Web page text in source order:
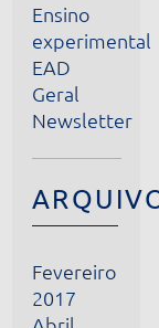
Geral
Newsletter
ARQUIVOS
Fevereiro
2017
2017
Maio
2017